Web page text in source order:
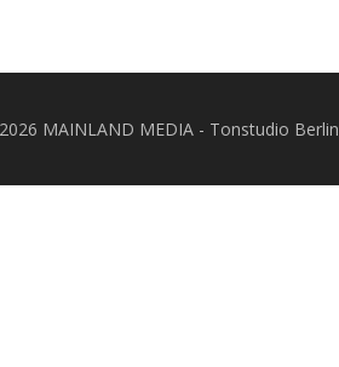
MAINLAND MEDIA - Tonstudio Berlin